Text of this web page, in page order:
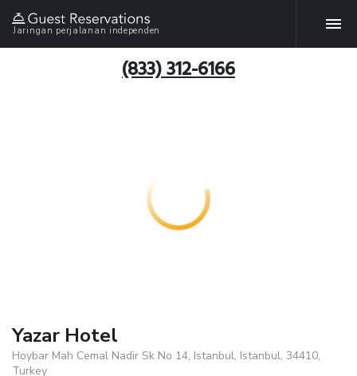
Jaringan perjalanan independen
(833) 312-6166
Yazar Hotel
Hoybar Mah Cemal Nadir Sk No 14, Istanbul, Istanbul, 34410,
Turkey